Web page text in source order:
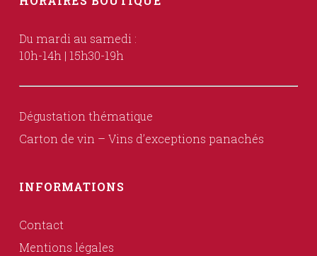
Du mardi au samedi :
10h-14h | 15h30-19h
Dégustation thématique
Carton de vin – Vins d’exceptions panachés
INFORMATIONS
Contact
Mentions légales